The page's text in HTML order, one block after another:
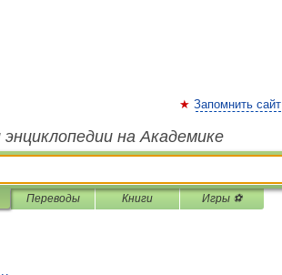
Запомнить сайт
энциклопедии на Академике
Переводы Книги Игры ⚽